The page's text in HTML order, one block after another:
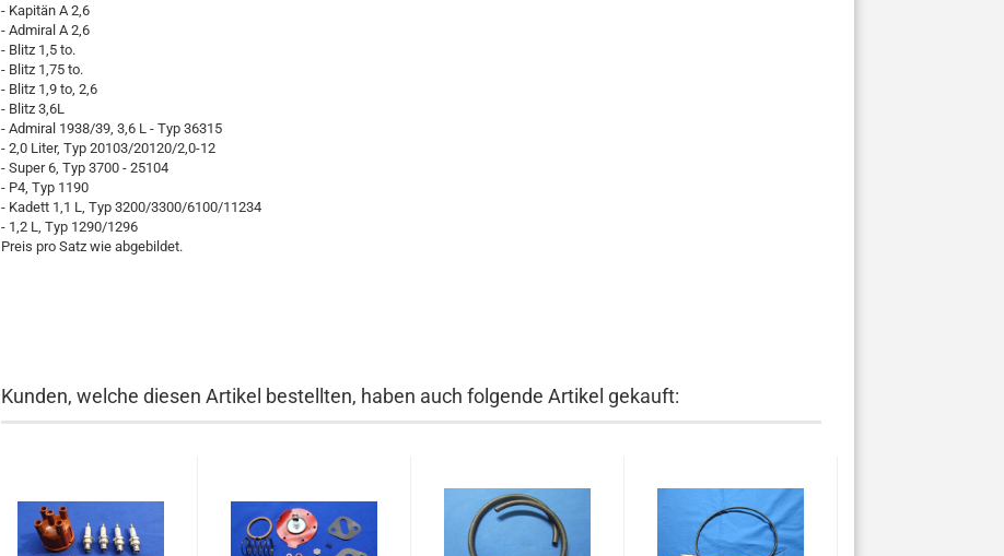
- Kapitän A 2,6
- Admiral A 2,6
- Blitz 1,5 to.
- Blitz 1,75 to.
- Blitz 1,9 to, 2,6
- Blitz 3,6L
- Admiral 1938/39, 3,6 L - Typ 36315
- 2,0 Liter, Typ 20103/20120/2,0-12
- Super 6, Typ 3700 - 25104
- P4, Typ 1190
- Kadett 1,1 L, Typ 3200/3300/6100/11234
- 1,2 L, Typ 1290/1296
Preis pro Satz wie abgebildet.
Kunden, welche diesen Artikel bestellten, haben auch folgende Artikel gekauft: